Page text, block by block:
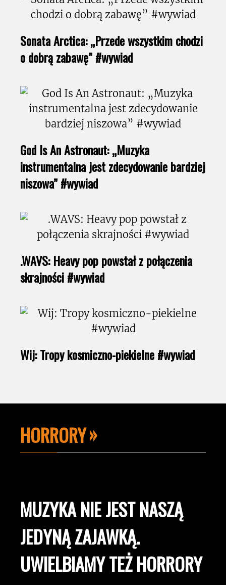
Sonata Arctica: „Przede wszystkim chodzi
o dobrą zabawę” #wywiad
God Is An Astronaut: „Muzyka
instrumentalna jest zdecydowanie bardziej
niszowa” #wywiad
.WAVS: Heavy pop powstał z połączenia
skrajności #wywiad
Wij: Tropy kosmiczno-piekielne #wywiad
HORRORY
MUZYKA NIE JEST NASZĄ
JEDYNĄ ZAJAWKĄ.
UWIELBIAMY TEŻ HORRORY